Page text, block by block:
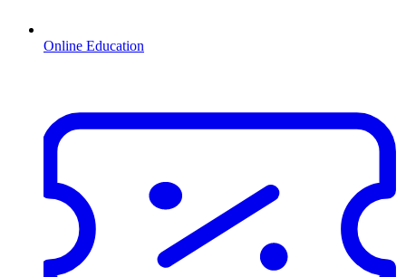
Online Education